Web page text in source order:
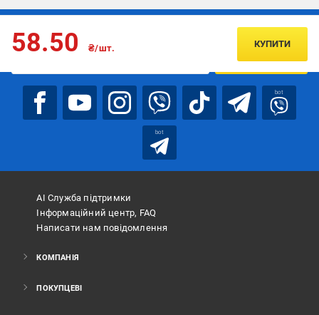
58.50 ₴/шт. КУПИТИ
Підписуйтесь, щоб дізнаватись першим про акції та пропозиції
ПІДПИСАТИСЯ
bot
bot
АІ Служба підтримки
Інформаційний центр, FAQ
Написати нам повідомлення
КОМПАНІЯ
ПОКУПЦЕВІ